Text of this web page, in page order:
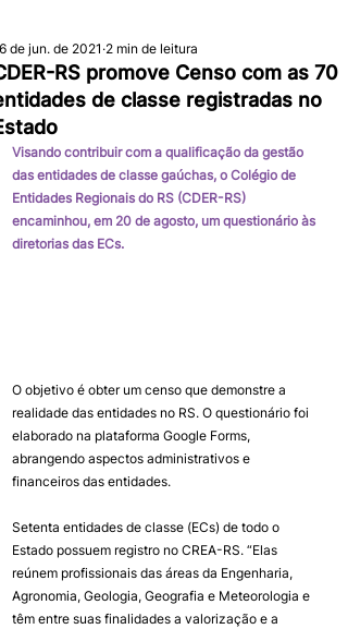
RS promove Censo com as 70
de classe registradas no
de jun. de 2021 2 min de leitura
Visando contribuir com a qualificação da gestão
das entidades de classe gaúchas, o Colégio de
Entidades Regionais do RS (CDER-RS)
encaminhou, em 20 de agosto, um questionário às
diretorias das ECs.
O objetivo é obter um censo que demonstre a
realidade das entidades no RS. O questionário foi
elaborado na plataforma Google Forms,
abrangendo aspectos administrativos e
financeiros das entidades.
Setenta entidades de classe (ECs) de todo o
Estado possuem registro no CREA-RS. “Elas
reúnem profissionais das áreas da Engenharia,
Agronomia, Geologia, Geografia e Meteorologia e
têm entre suas finalidades a valorização e a